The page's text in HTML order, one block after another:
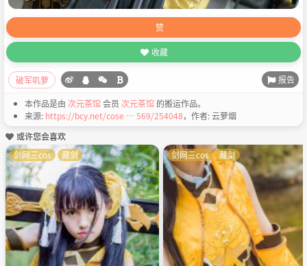
赞
收藏
破军叽萝 报告
本作品是由 次元茶馆会员 次元茶馆 的搬运作品。
来源: https://bcy.net/cose … 569/254048，作者: 云萝烟
或许您会喜欢
剑网三cos
藏剑 剑网三cos 藏剑